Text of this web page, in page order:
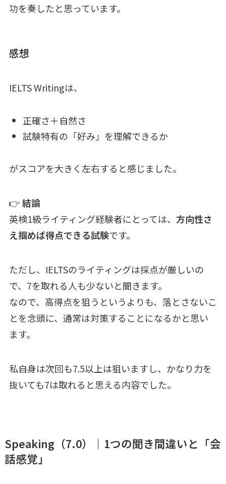
功を奏したと思っています。
感想
IELTS Writingは、
正確さ＋自然さ
試験特有の「好み」を理解できるか
がスコアを大きく左右すると感じました。
👉結論
英検1級ライティング経験者にとっては、 方向性さ
え掴めば得点できる試験です。
ただし、IELTSのライティングは採点が厳しいの
で、7を取れる人も少ないと聞きます。
なので、高得点を狙うというよりも、落とさないこ
とを念頭に、通常は対策することになるかと思い
ます。
私自身は次回も7.5以上は狙いますし、かなり力を
抜いても7は取れると思える内容でした。
Speaking（7.0）｜1つの聞き間違いと「会
話感覚」